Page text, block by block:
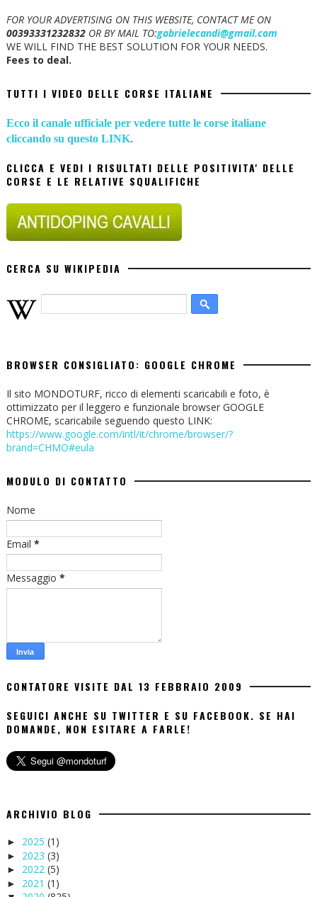
FOR YOUR ADVERTISING ON THIS WEBSITE, CONTACT ME ON
00393331232832OR BY MAIL TO:gabrielecandi@gmail.com
WE WILL FIND THE BEST SOLUTION FOR YOUR NEEDS.
Fees to deal.
TUTTI I VIDEO DELLE CORSE ITALIANE
Ecco il canale ufficiale per vedere tutte le corse italiane
cliccando su questo LINK.
CLICCA E VEDI I RISULTATI DELLE POSITIVITA' DELLE
CORSE E LE RELATIVE SQUALIFICHE
CERCA SU WIKIPEDIA
BROWSER CONSIGLIATO: GOOGLE CHROME
Il sito MONDOTURF, ricco di elementi scaricabili e foto, è
ottimizzato per il leggero e funzionale browser GOOGLE
CHROME, scaricabile seguendo questo LINK:
https://www.google.com/intl/it/chrome/browser/?
brand=CHMO#eula
MODULO DI CONTATTO
Nome
Email *
Messaggio *
CONTATORE VISITE DAL 13 FEBBRAIO 2009
SEGUICI ANCHE SU TWITTER E SU FACEBOOK. SE HAI
DOMANDE, NON ESITARE A FARLE!
ARCHIVIO BLOG
► 2025 (1)
► 2023 (3)
► 2022 (5)
► 2021 (1)